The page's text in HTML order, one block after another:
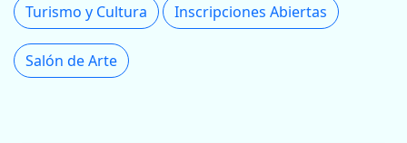
Turismo y Cultura Inscripciones Abiertas
Salón de Arte